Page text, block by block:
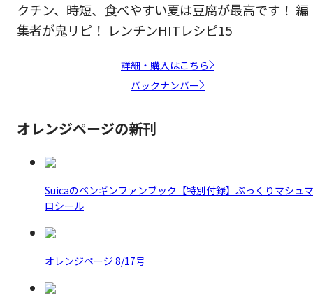
クチン、時短、食べやすい夏は豆腐が最高です！ 編
集者が鬼リピ！ レンチンHITレシピ15
詳細・購入はこちら
バックナンバー
オレンジページの新刊
Suicaのペンギンファンブック【特別付録】ぷっくりマシュマ
ロシール
オレンジページ 8/17号